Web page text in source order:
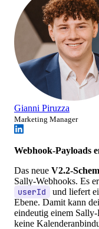
Gianni Piruzza
Marketing Manager
Webhook-Payloads
Das neue V2.2-
Sally-Webhooks. Es
userId und liefert
Ebene. Damit kann
eindeutig einem
keine